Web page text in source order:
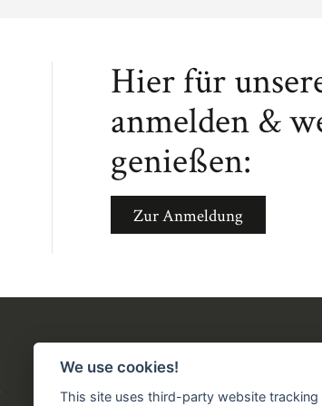
Hier für
anmelden &
genießen:
Zur Anmeldung
Buchgemeinschaft
We use cookies!
This site uses third-party website